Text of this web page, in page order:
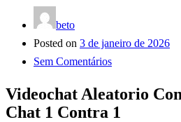
beto
Posted on 3 de janeiro de 2026
Sem Comentários
Videochat Aleatorio
Chat 1 Contra 1